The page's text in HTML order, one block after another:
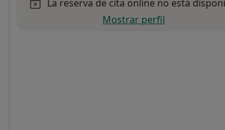
La reserva de cita online no está
Mostrar perfil